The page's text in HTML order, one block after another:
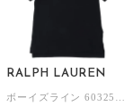
RALPH LAUREN